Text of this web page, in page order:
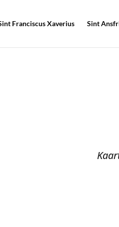
Franciscus Xaverius Sint